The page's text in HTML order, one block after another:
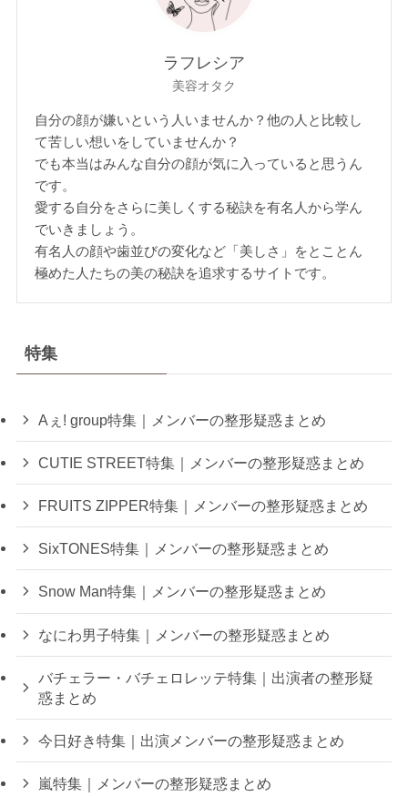
ラフレシア
美容オタク
自分の顔が嫌いという人いませんか？他の人と比較し
て苦しい想いをしていませんか？
でも本当はみんな自分の顔が気に入っていると思うん
です。
愛する自分をさらに美しくする秘訣を有名人から学ん
でいきましょう。
有名人の顔や歯並びの変化など「美しさ」をとことん
極めた人たちの美の秘訣を追求するサイトです。
特集
Aぇ! group特集｜メンバーの整形疑惑まとめ
CUTIE STREET特集｜メンバーの整形疑惑まとめ
FRUITS ZIPPER特集｜メンバーの整形疑惑まとめ
SixTONES特集｜メンバーの整形疑惑まとめ
Snow Man特集｜メンバーの整形疑惑まとめ
なにわ男子特集｜メンバーの整形疑惑まとめ
バチェラー・バチェロレッテ特集｜出演者の整形疑
惑まとめ
今日好き特集｜出演メンバーの整形疑惑まとめ
嵐特集｜メンバーの整形疑惑まとめ